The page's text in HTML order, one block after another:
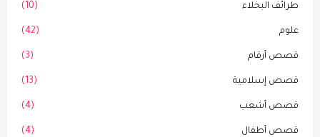
طرائف البخلاء (10)
علوم (42)
قصص أرقام (3)
قصص إسلامية (13)
قصص أشعب (4)
قصص أطفال (4)